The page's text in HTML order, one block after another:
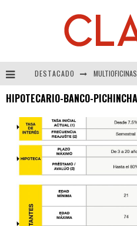
DESTACADO
HIPOTECARIO-BANCO-